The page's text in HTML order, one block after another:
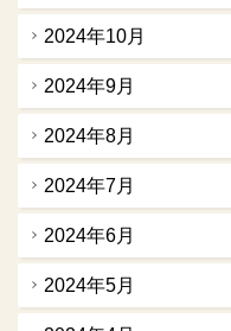
2024年10月
2024年9月
2024年8月
2024年7月
2024年6月
2024年5月